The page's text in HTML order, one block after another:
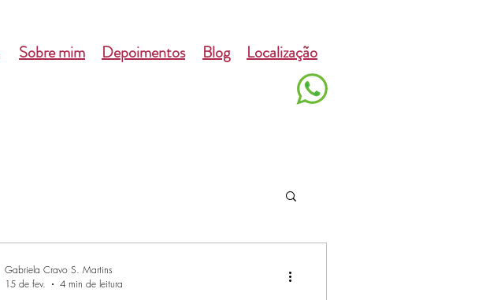
Sobre mim Depoimentos Blog Localização
Gabriela Cravo S. Martins
15 de fev.
4 min de leitura